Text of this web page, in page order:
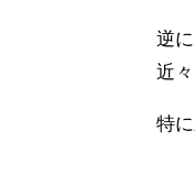
逆に
近
特